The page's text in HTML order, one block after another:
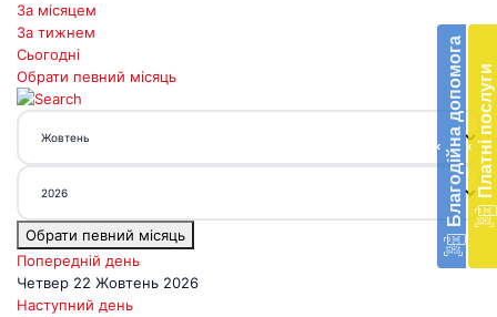
‹ Благодійна допомогав
‹ Платні послуги
За місяцем
За тижнем
Сьогодні
Обрати певний місяць
Обрати певний місяць
Попередній день
Четвер 22 Жовтень 2026
Наступний день